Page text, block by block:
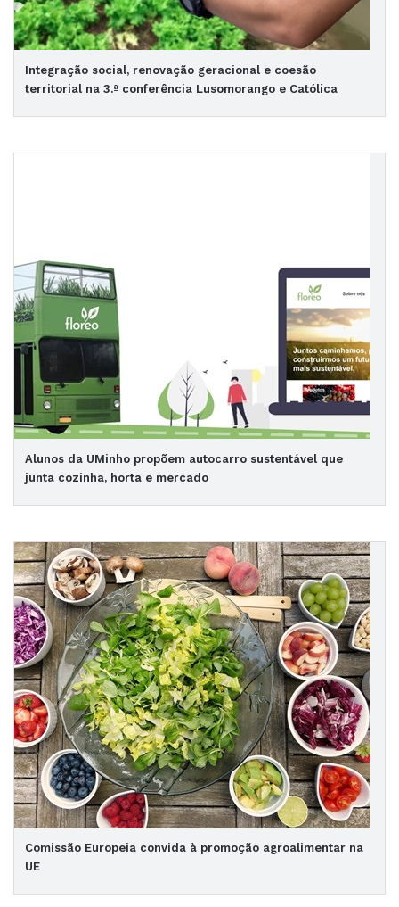
Integração social, renovação geracional e coesão
territorial na 3.ª conferência Lusomorango e Católica
Alunos da UMinho propõem autocarro sustentável que
junta cozinha, horta e mercado
Comissão Europeia convida à promoção agroalimentar na
UE